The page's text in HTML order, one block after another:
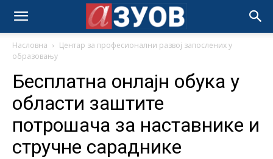
Насловна
Центар за професионални развој запослених у
образовању
Бесплатна онлајн обука у
области заштите
потрошача за наставнике и
стручне сараднике